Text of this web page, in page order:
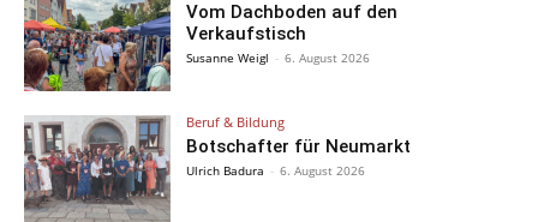
Vom Dachboden auf den
Verkaufstisch
Susanne Weigl - 6. August 2026
Beruf & Bildung
Botschafter für Neumarkt
Ulrich Badura - 6. August 2026